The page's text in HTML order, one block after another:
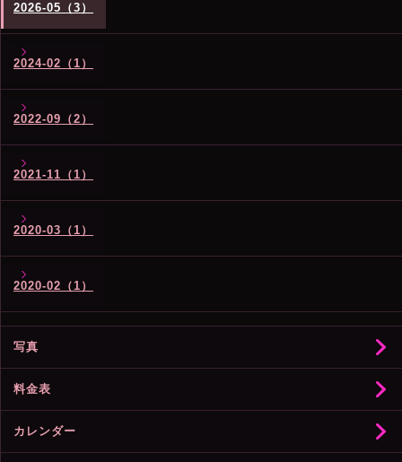
2026-05（3）
2024-02（1）
2022-09（2）
2021-11（1）
2020-03（1）
2020-02（1）
写真
料金表
カレンダー